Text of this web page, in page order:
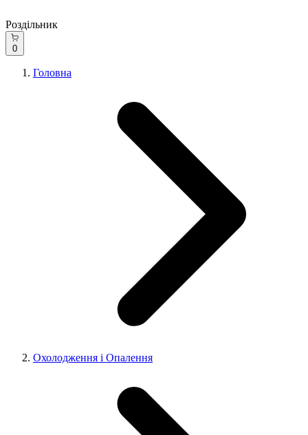
Роздільник
0
Головна
Охолодження і Опалення